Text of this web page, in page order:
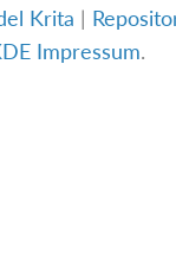
Krita |
Impressum.